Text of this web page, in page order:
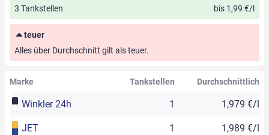
3 Tankstellen
bis 1,99 €/l
teuer
Alles über Durchschnitt gilt als teuer.
Marke Tankstellen Durchschnittlich
Winkler 24h 1 1,979 €/l
JET 1 1,989 €/l